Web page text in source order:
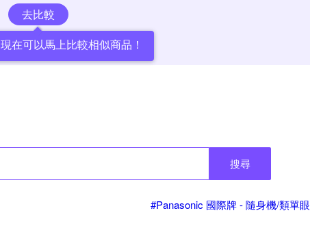
去比較
現在可以馬上比較相似商品！
搜尋
#Panasonic 國際牌 - 隨身機/類單眼